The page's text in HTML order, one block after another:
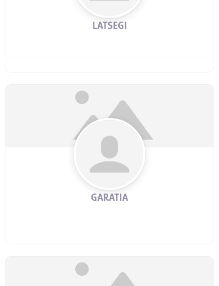
LATSEGI
GARATIA